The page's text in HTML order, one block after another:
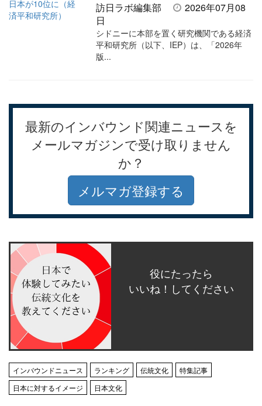
訪日ラボ編集部
2026年07月08
日
シドニーに本部を置く研究機関である経済
平和研究所（以下、IEP）は、「2026年
版...
最新のインバウンド関連ニュースを
メールマガジンで受け取りません
か？
メルマガ登録する
役にたったら
いいね！してください
インバウンドニュース ランキング 伝統文化
特集記事
日本に対するイメージ
日本文化